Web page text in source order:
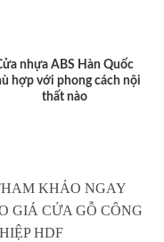
nhựa ABS Hàn Quốc
hợp với phong cách nội
thất nào